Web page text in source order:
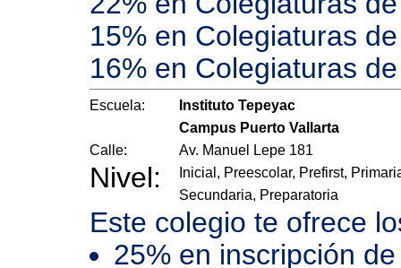
15% en Colegiaturas
16% en Colegiaturas
Escuela:
Instituto Tepeyac
Campus Puerto Vallarta
Calle:
Av. Manuel Lepe 181
Nivel:
Inicial, Preescolar, Prefirst,
Secundaria, Preparatoria
Este colegio te ofrece
25% en inscripción